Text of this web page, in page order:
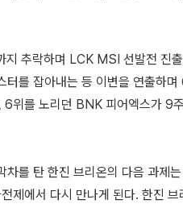
추락하며 LCK MSI 선발전 진
터를 잡아내는 등 이변을 연출하
6위를 노리던 BNK 피어엑스가 9
를 탄 한진 브리온의 다음 과제
제에서 다시 만나게 된다. 한진